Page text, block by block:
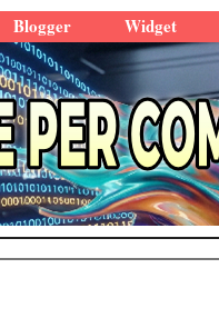
Blogger Widget